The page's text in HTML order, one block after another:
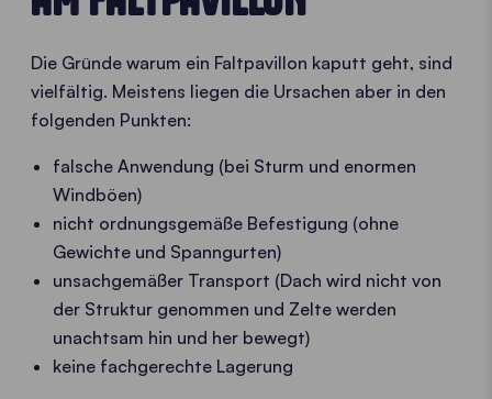
Die Gründe warum ein Faltpavillon kaputt geht, sind
vielfältig. Meistens liegen die Ursachen aber in den
folgenden Punkten:
falsche Anwendung (bei Sturm und enormen
Windböen)
nicht ordnungsgemäße Befestigung (ohne
Gewichte und Spanngurten)
unsachgemäßer Transport (Dach wird nicht von
der Struktur genommen und Zelte werden
unachtsam hin und her bewegt)
keine fachgerechte Lagerung